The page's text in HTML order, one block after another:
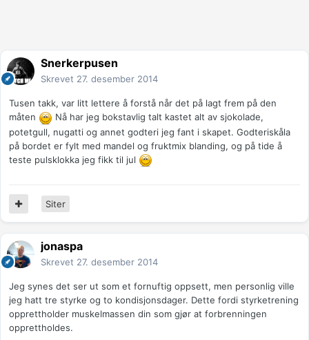
Snerkerpusen
Skrevet 27. desember 2014
Tusen takk, var litt lettere å forstå når det på lagt frem på den
måten
Nå har jeg bokstavlig talt kastet alt av sjokolade,
potetgull, nugatti og annet godteri jeg fant i skapet. Godteriskåla
på bordet er fylt med mandel og fruktmix blanding, og på tide å
teste pulsklokka jeg fikk til jul
Siter
jonaspa
Skrevet 27. desember 2014
Jeg synes det ser ut som et fornuftig oppsett, men personlig ville
jeg hatt tre styrke og to kondisjonsdager. Dette fordi styrketrening
opprettholder muskelmassen din som gjør at forbrenningen
opprettholdes.